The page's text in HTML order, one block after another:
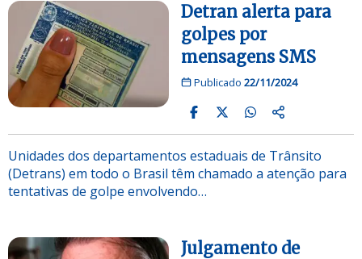
Detran alerta para
golpes por
mensagens SMS
Publicado 22/11/2024
Unidades dos departamentos estaduais de Trânsito
(Detrans) em todo o Brasil têm chamado a atenção para
tentativas de golpe envolvendo…
Julgamento de